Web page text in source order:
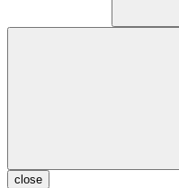
close